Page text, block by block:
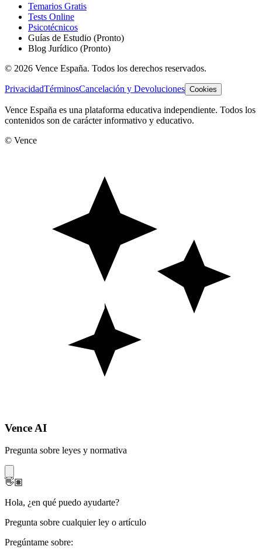
Temarios Gratis
Tests Online
Psicotécnicos
Guías de Estudio (Pronto)
Blog Jurídico (Pronto)
© 2026 Vence España. Todos los derechos reservados.
PrivacidadTérminosCancelación y Devoluciones Cookies
Vence España es una plataforma educativa independiente. Todos los
contenidos son de carácter informativo y educativo.
© Vence
Vence AI
Pregunta sobre leyes y normativa
👋🏽
Hola, ¿en qué puedo ayudarte?
Pregunta sobre cualquier ley o artículo
Pregúntame sobre: